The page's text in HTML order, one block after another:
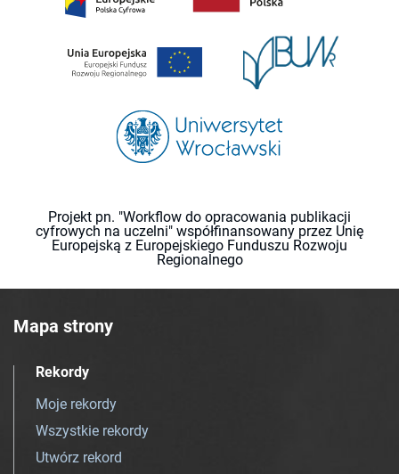
Projekt pn. "Workflow do opracowania publikacji
cyfrowych na uczelni" współfinansowany przez Unię
Europejską z Europejskiego Funduszu Rozwoju
Regionalnego
Mapa strony
Rekordy
Moje rekordy
Wszystkie rekordy
Utwórz rekord